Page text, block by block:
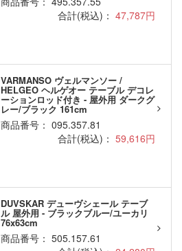
合計(税込)： 47,787円
VARMANSO ヴェルマンソー /
HELGEO ヘルゲオー テーブル デコレ
ーションロッド付き - 屋外用 ダークグ
レー/ブラック 161cm
商品番号： 095.357.81
合計(税込)： 59,616円
DUVSKAR デューヴシェール テーブ
ル 屋外用 - ブラックブルー/ユーカリ
76x63cm
商品番号： 505.157.61